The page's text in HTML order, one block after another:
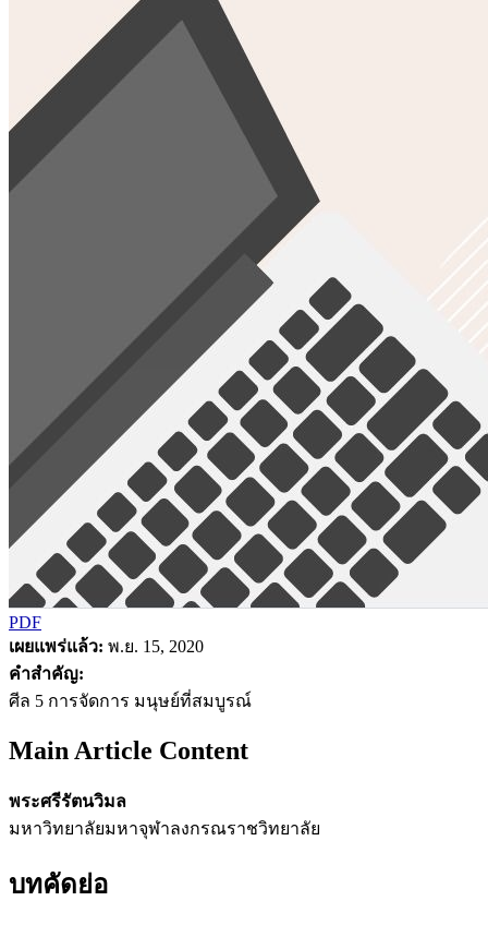
PDF
เผยแพร่แล้ว: พ.ย. 15, 2020
คำสำคัญ:
ศีล 5 การจัดการ มนุษย์ที่สมบูรณ์
Main Article Content
พระศรีรัตนวิมล
มหาวิทยาลัยมหาจุฬาลงกรณราชวิทยาลัย
บทคัดย่อ